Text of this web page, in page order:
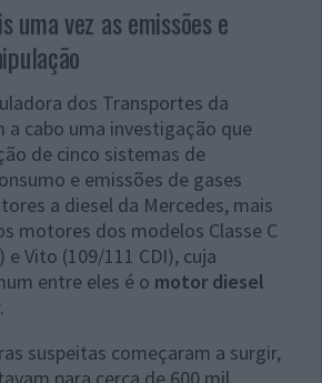
uma vez as emissões e
dos Transportes da
a cabo uma investigação que
de cinco sistemas de
e emissões de gases
a diesel da Mercedes, mais
motores dos modelos Classe C
e Vito (109/111 CDI), cuja
entre eles é o motor diesel
.
suspeitas começaram a surgir,
para cerca de 600 mil